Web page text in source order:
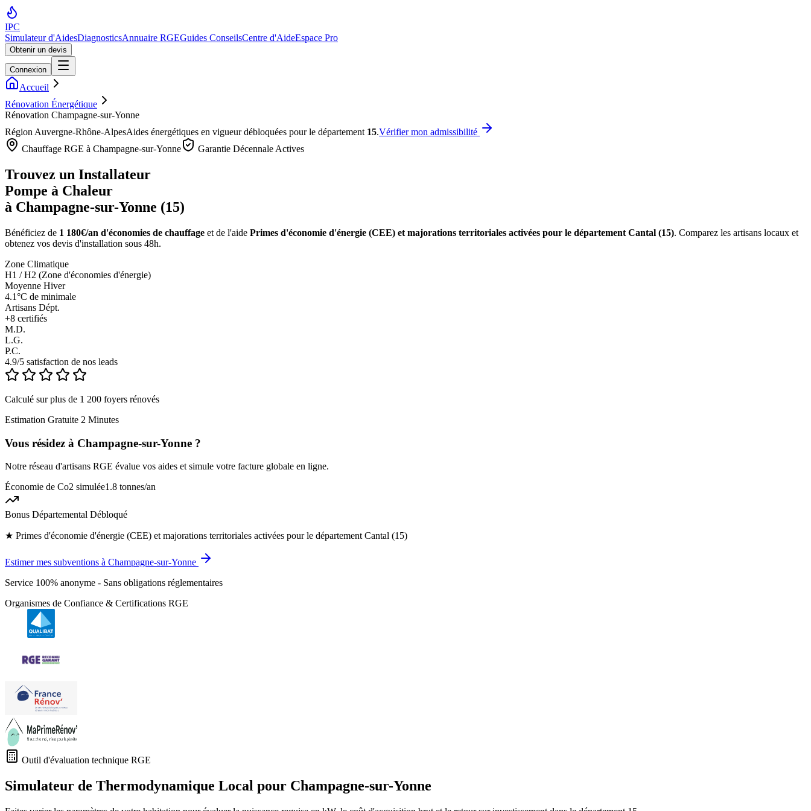
IPC
Simulateur d'AidesDiagnosticsAnnuaire RGEGuides ConseilsCentre d'AideEspace Pro
Obtenir un devis
Connexion
Accueil
Rénovation Énergétique
Rénovation Champagne-sur-Yonne
Région Auvergne-Rhône-AlpesAides énergétiques en vigueur débloquées pour le département 15.Vérifier mon admissibilité
Chauffage RGE à Champagne-sur-Yonne Garantie Décennale Actives
Trouvez un Installateur
Pompe à Chaleur
à Champagne-sur-Yonne (15)
Bénéficiez de 1 180€/an d'économies de chauffage et de l'aide Primes d'économie d'énergie (CEE) et majorations territoriales activées pour le département Cantal (15). Comparez les artisans locaux et
obtenez vos devis d'installation sous 48h.
Zone Climatique
H1 / H2 (Zone d'économies d'énergie)
Moyenne Hiver
4.1°C de minimale
Artisans Dépt.
+8 certifiés
M.D.
L.G.
P.C.
4.9/5 satisfaction de nos leads
Calculé sur plus de 1 200 foyers rénovés
Estimation Gratuite 2 Minutes
Vous résidez à Champagne-sur-Yonne ?
Notre réseau d'artisans RGE évalue vos aides et simule votre facture globale en ligne.
Économie de Co2 simulée1.8 tonnes/an
Bonus Départemental Débloqué
★ Primes d'économie d'énergie (CEE) et majorations territoriales activées pour le département Cantal (15)
Estimer mes subventions à Champagne-sur-Yonne
Service 100% anonyme - Sans obligations réglementaires
Organismes de Confiance & Certifications RGE
Outil d'évaluation technique RGE
Simulateur de Thermodynamique Local pour Champagne-sur-Yonne